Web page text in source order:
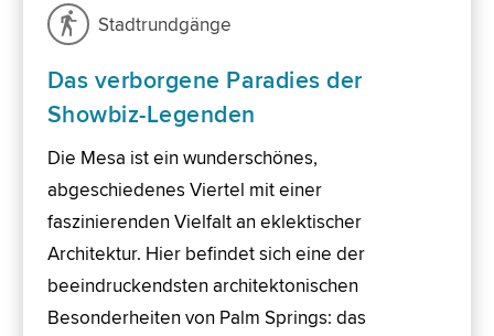
Stadtrundgänge
Das verborgene Paradies der
Showbiz-Legenden
Die Mesa ist ein wunderschönes,
abgeschiedenes Viertel mit einer
faszinierenden Vielfalt an eklektischer
Architektur. Hier befindet sich eine der
beeindruckendsten architektonischen
Besonderheiten von Palm Springs: das